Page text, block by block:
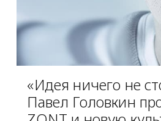
«Идея ничего не
Павел Головкин